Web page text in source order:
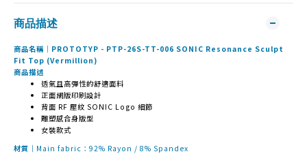
商品描述
商品名稱｜PROTOTYP - PTP-26S-TT-006 SONIC Resonance Sculpt
Fit Top (Vermillion)
商品描述
透氣且高彈性的舒適面料
正面網版印刷設計
背面 RF 壓紋 SONIC Logo 細節
雕塑感合身版型
女裝款式
材質｜ Main fabric：92% Rayon / 8% Spandex